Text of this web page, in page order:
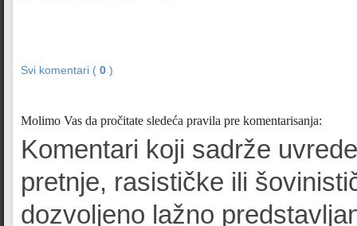
Svi komentari ( 0 )
Molimo Vas da pročitate sledeća pravila pre komentarisanja:
Komentari koji sadrže
pretnje, rasističke ili
dozvoljeno lažno